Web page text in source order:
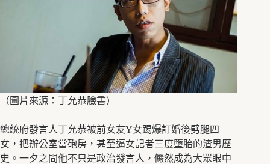
（圖片來源：丁允恭臉書）
總統府發言人丁允恭被前女友Y女踢爆訂婚後劈腿四
女，把辦公室當砲房，甚至逼女記者三度墮胎的渣男歷
史。一夕之間他不只是政治發言人，儼然成為大眾眼中